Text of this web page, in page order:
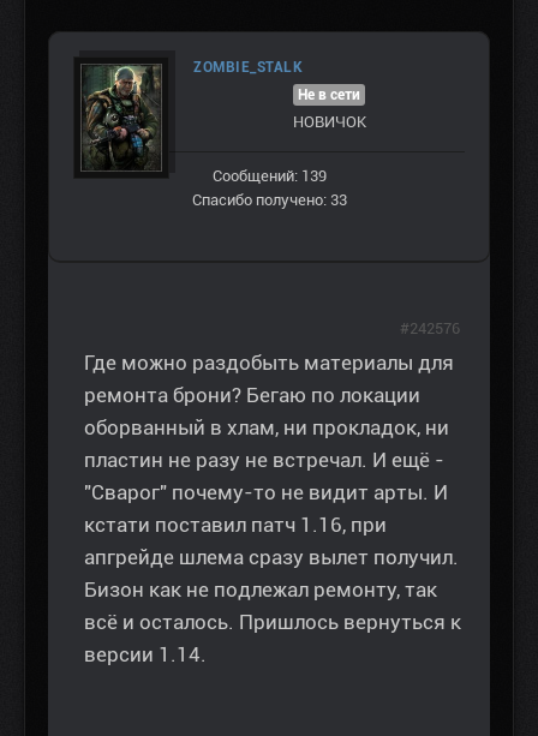
ZOMBIE_STALK
Не в сети
НОВИЧОК
Сообщений: 139
Спасибо получено: 33
Где можно раздобыть материалы для
ремонта брони? Бегаю по локации
оборванный в хлам, ни прокладок, ни
пластин не разу не встречал. И ещё -
"Сварог" почему-то не видит арты. И
кстати поставил патч 1.16, при
апгрейде шлема сразу вылет получил.
Бизон как не подлежал ремонту, так
всё и осталось. Пришлось вернуться к
версии 1.14.
#242576